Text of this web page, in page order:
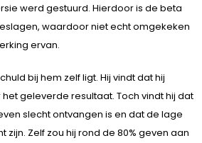
werd gestuurd. Hierdoor is de beta
waardoor niet echt omgekeken
ervan.
bij hem zelf ligt. Hij vindt dat hij
geleverde resultaat. Toch vindt hij dat
slecht ontvangen is en dat de lage
zijn. Zelf zou hij rond de 80% geven aan